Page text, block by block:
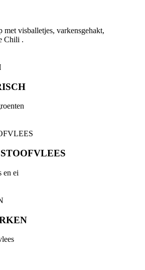
met visballetjes, varkensgehakt,
Chili .
en ei